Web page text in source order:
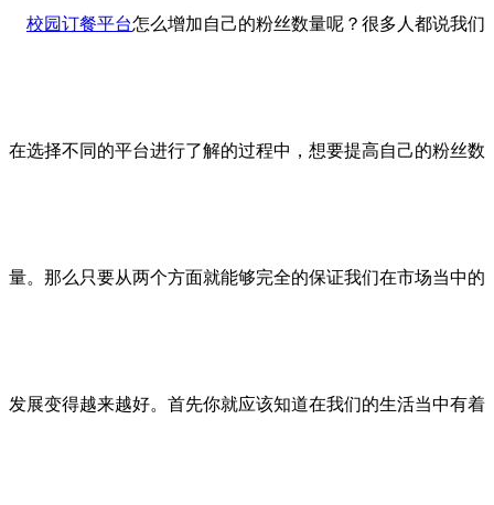
校园订餐平台怎么增加自己的粉丝数量呢？很多人都说我们
在选择不同的平台进行了解的过程中，想要提高自己的粉丝数
量。那么只要从两个方面就能够完全的保证我们在市场当中的
发展变得越来越好。首先你就应该知道在我们的生活当中有着